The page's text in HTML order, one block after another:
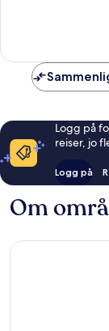
Logg på
reiser, jo
Logg på
Om